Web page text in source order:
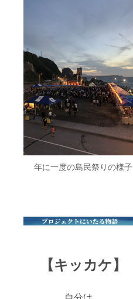
年に一度の島民祭りの様子
【キッカケ】